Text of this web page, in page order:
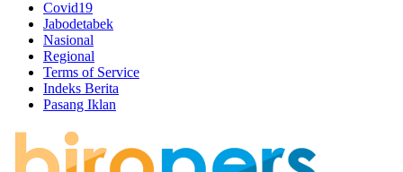
Covid19
Jabodetabek
Nasional
Regional
Terms of Service
Indeks Berita
Pasang Iklan